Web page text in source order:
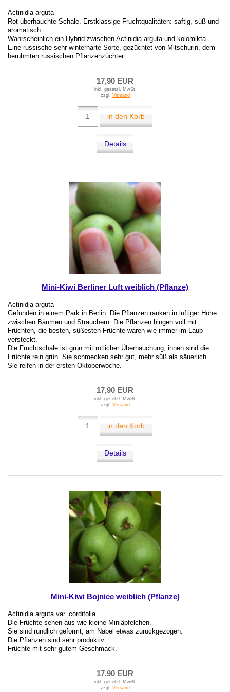
Actinidia arguta
Rot überhauchte Schale. Erstklassige Fruchtqualitäten: saftig, süß und
aromatisch.
Wahrscheinlich ein Hybrid zwischen Actinidia arguta und kolomikta.
Eine russische sehr winterharte Sorte, gezüchtet von Mitschurin, dem
berühmten russischen Pflanzenzüchter.
17,90 EUR
inkl. gesetzl. MwSt.
zzgl. Versand
in den Korb
Details
Mini-Kiwi Berliner Luft weiblich (Pflanze)
Actinidia arguta
Gefunden in einem Park in Berlin. Die Pflanzen ranken in luftiger Höhe
zwischen Bäumen und Sträuchern. Die Pflanzen hingen voll mit
Früchten, die besten, süßesten Früchte waren wie immer im Laub
versteckt.
Die Fruchtschale ist grün mit rötlicher Überhauchung, innen sind die
Früchte rein grün. Sie schmecken sehr gut, mehr süß als säuerlich.
Sie reifen in der ersten Oktoberwoche.
17,90 EUR
inkl. gesetzl. MwSt.
zzgl. Versand
in den Korb
Details
Mini-Kiwi Bojnice weiblich (Pflanze)
Actinidia arguta var. cordifolia
Die Früchte sehen aus wie kleine Miniäpfelchen.
Sie sind rundlich geformt, am Nabel etwas zurückgezogen.
Die Pflanzen sind sehr produktiv.
Früchte mit sehr gutem Geschmack.
17,90 EUR
inkl. gesetzl. MwSt.
zzgl. Versand